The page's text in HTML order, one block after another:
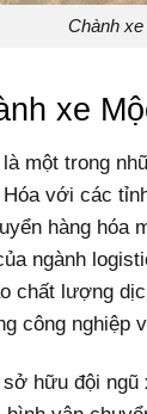
Chành
xe
một trong
với các
hàng hóa
ngành
chất lượng
công nghiệp
hữu đội